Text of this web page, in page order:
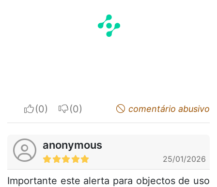
I apreciateI do not appreciatecomentário abusivo
anonymous
25/01/2026
Importante este alerta para objectos de uso